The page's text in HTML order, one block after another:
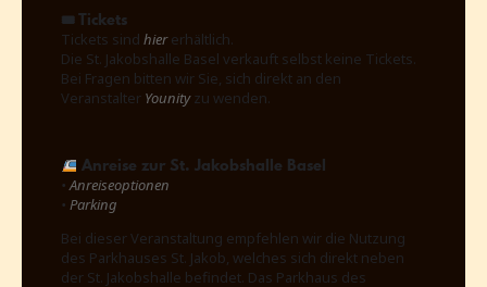
🎟 Tickets
Tickets sind hiererhältlich.
Die St. Jakobshalle Basel verkauft selbst keine Tickets.
Bei Fragen bitten wir Sie, sich direkt an den
Veranstalter Younityzu wenden.
Anreise zur St. Jakobshalle Basel
•Anreiseoptionen
• Parking
Bei dieser Veranstaltung empfehlen wir die Nutzung
des Parkhauses St. Jakob, welches sich direkt neben
der St. Jakobshalle befindet. Das Parkhaus des